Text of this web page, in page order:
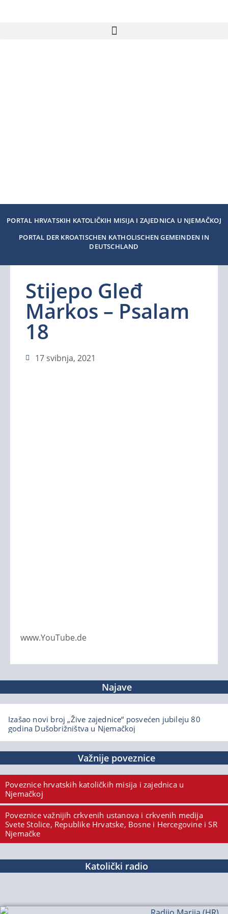
PORTAL HRVATSKIH KATOLIČKIH MISIJA I ZAJEDNICA U NJEMAČKOJ
PORTAL DER KROATISCHEN KATHOLISCHEN GEMEINDEN IN
DEUTSCHLAND
Stijepo Gleđ
Markos – Psalam
18
17 svibnja, 2021
www.YouTube.de
Najave
Izašao novi broj „Žive zajednice“ posvećen jubileju 80
godina Dušobrižništva u Njemačkoj
Važnije poveznice
Poveznice hrvatskih katoličkih misija i zajednica u
Njemačkoj
Poveznice važnijih crkvenih ustanova i crkvenih medija
Svete Stolice, Republike Hrvatske, Bosne i Hercegovine i SR
Njemačke
Katolički radio